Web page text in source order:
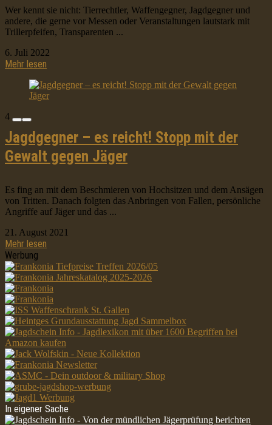
Wer kennt sie nicht: Tierrechtler, Waffengegner, Jagdgegner und
andere, die gerne vor Messen oder Veranstaltungen lautstark mit
Trillerpfeifen, Transparenten ...
6. Juli 2022
Mehr lesen
4
Jagdgegner – es reicht! Stopp mit der
Gewalt gegen Jäger
Es fing an mit dem Beschmieren von Hochsitzen und dem Ansägen
von Tritten. Danach folgten das Anbringen von Fallen, persönliche
Angriffe auf Jäger und das ...
21. August 2021
Mehr lesen
Werbung
In eigener Sache